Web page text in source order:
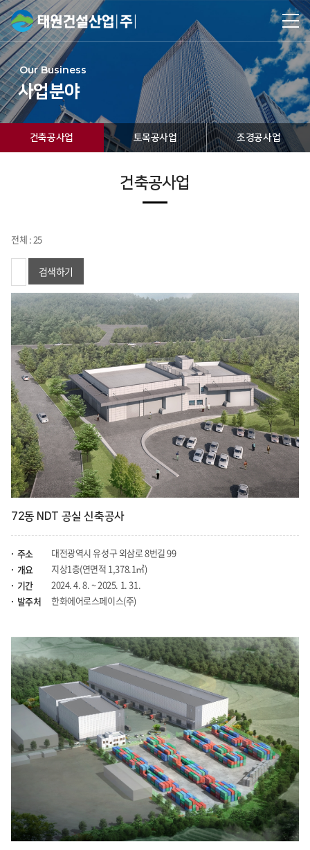
Our Business
사업분야
건축공사업 토목공사업 조경공사업
건축공사업
전체 : 25
검색하기
72동 NDT 공실 신축공사
주소
대전광역시 유성구 외삼로 8번길 99
개요
지상1층(연면적 1,378.1㎡)
기간
2024. 4. 8. ~ 2025. 1. 31.
발주처
한화에어로스페이스(주)